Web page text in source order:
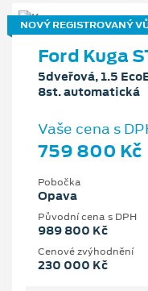
NOVÝ REGISTROVANÝ
Ford Kuga
5dveřová, 1.5
8st. automatická
Vaše cena s
759 800 Kč
Pobočka
Opava
Původní cena s DPH
989 800 Kč
Cenové zvýhodnění
230 000 Kč